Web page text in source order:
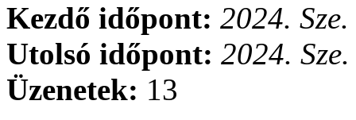
Kezdő időpont: 2024.
Utolsó időpont: 2024.
Üzenetek: 13